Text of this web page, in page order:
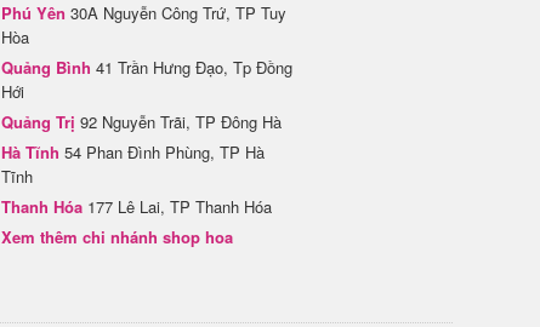
Phú Yên 30A Nguyễn Công Trứ, TP Tuy
Hòa
Quảng Bình 41 Trần Hưng Đạo, Tp Đồng
Hới
Quảng Trị 92 Nguyễn Trãi, TP Đông Hà
Hà Tĩnh 54 Phan Đình Phùng, TP Hà
Tĩnh
Thanh Hóa 177 Lê Lai, TP Thanh Hóa
Xem thêm chi nhánh shop hoa